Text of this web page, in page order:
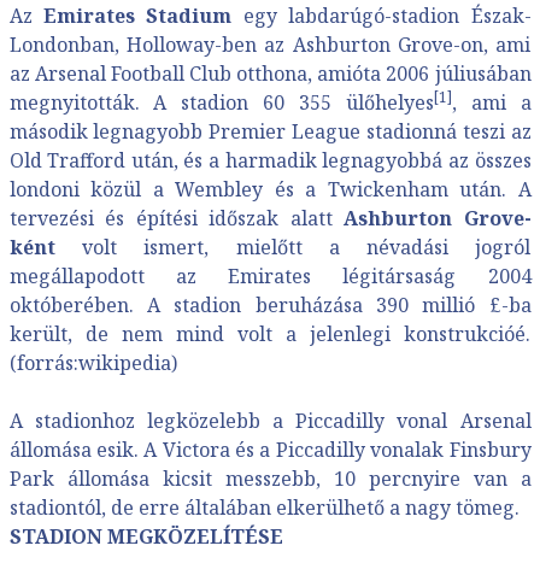
Az Emirates Stadium egy labdarúgó-stadion Észak-
Londonban, Holloway-ben az Ashburton Grove-on, ami
az Arsenal Football Club otthona, amióta 2006 júliusában
megnyitották. A stadion 60 355 ülőhelyes[1], ami a
második legnagyobb Premier League stadionná teszi az
Old Trafford után, és a harmadik legnagyobbá az összes
londoni közül a Wembley és a Twickenham után. A
tervezési és építési időszak alatt Ashburton Grove-
kéntvolt ismert, mielőtt a névadási jogról
megállapodott az Emirates légitársaság 2004
októberében. A stadion beruházása 390 millió £-ba
került, de nem mind volt a jelenlegi konstrukcióé.
(forrás:wikipedia)
A stadionhoz legközelebb a Piccadilly vonal Arsenal
állomása esik. A Victora és a Piccadilly vonalak Finsbury
Park állomása kicsit messzebb, 10 percnyire van a
stadiontól, de erre általában elkerülhető a nagy tömeg.
STADION MEGKÖZELÍTÉSE